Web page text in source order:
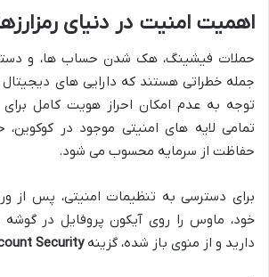
اهمیت امنیت در دنیای
حملات فیشینگ، هک شدن حساب ها، و
جمله خطراتی هستند که دارایی های دیجیتال
توجه به عدم امکان احراز هویت کامل برای
تمامی لایه های امنیتی موجود در کوکوین،
حفاظت از سرمایه محسوب می شود.
برای دسترسی به تنظیمات امنیتی، پس از
خود، ماوس را روی آیکون پروفایل در
دارید و از منوی باز شده، گزینهSecurity